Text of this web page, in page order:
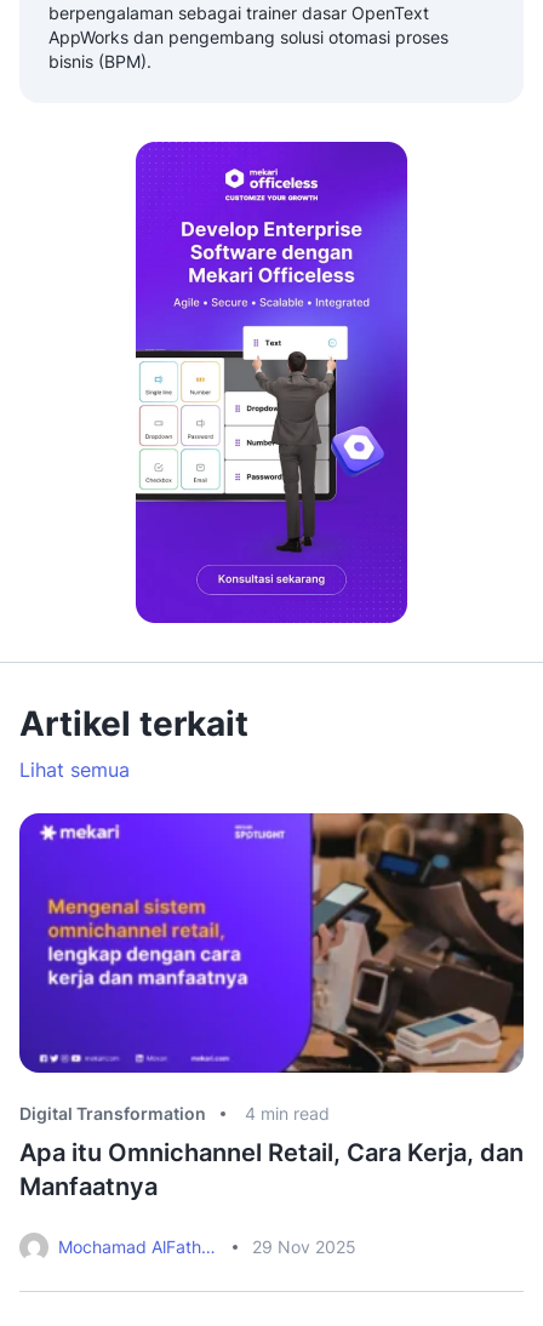
berpengalaman sebagai trainer dasar OpenText
AppWorks dan pengembang solusi otomasi proses
bisnis (BPM).
Artikel terkait
Lihat semua
Digital Transformation 4 min read
Apa itu Omnichannel Retail, Cara Kerja, dan
Manfaatnya
Mochamad AlFathan Rahman 29 Nov 2025